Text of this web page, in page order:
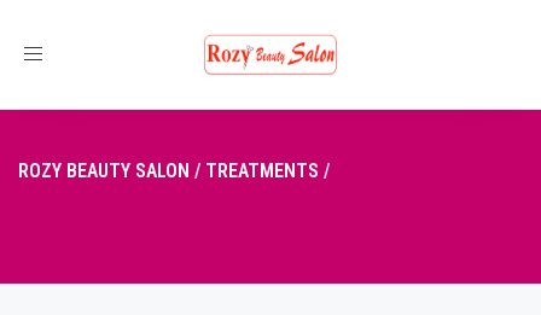
Toggle
ROZY BEAUTY SALON / TREATMENTS /